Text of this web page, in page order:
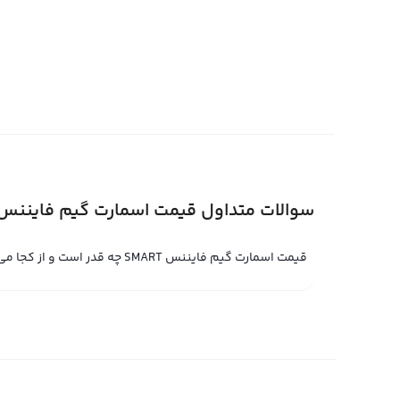
بخش‌های فعالیت بازی‌های رایانه‌ای ارزش لحظه‌ای خود را
قیمت لحظه ای اسمارت گیم فایننس
سوالات متداول قیمت اسمارت گیم
قیمت اسمارت گیم فایننس SMART چه قدر است و از کجا می‌توانم مشاهده کنم؟